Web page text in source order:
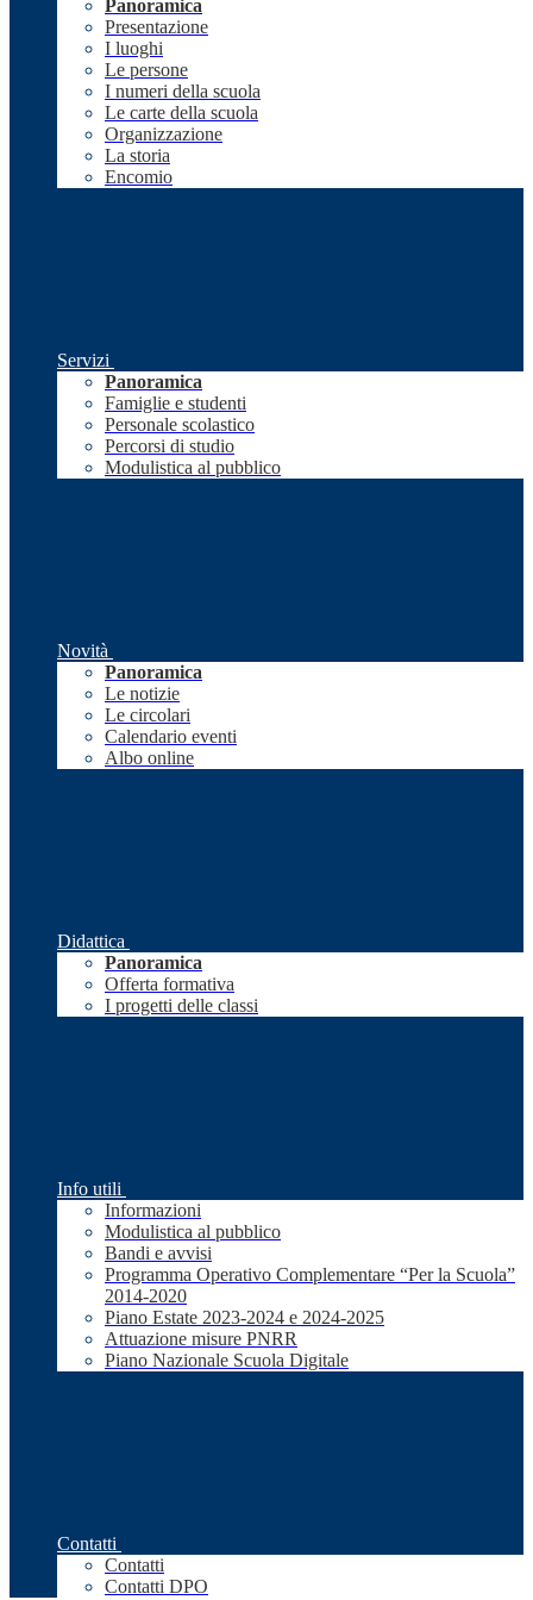
Panoramica
Presentazione
I luoghi
Le persone
I numeri della scuola
Le carte della scuola
Organizzazione
La storia
Encomio
Servizi
Panoramica
Famiglie e studenti
Personale scolastico
Percorsi di studio
Modulistica al pubblico
Novità
Panoramica
Le notizie
Le circolari
Calendario eventi
Albo online
Didattica
Panoramica
Offerta formativa
I progetti delle classi
Info utili
Informazioni
Modulistica al pubblico
Bandi e avvisi
Programma Operativo Complementare “Per la Scuola”
2014-2020
Piano Estate 2023-2024 e 2024-2025
Attuazione misure PNRR
Piano Nazionale Scuola Digitale
Contatti
Contatti
Contatti DPO